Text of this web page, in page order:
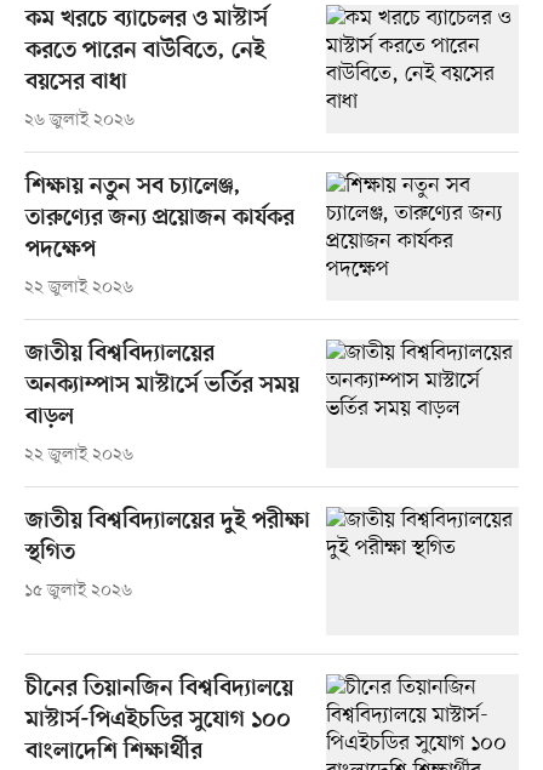
কম খরচে ব্যাচেলর ও মাস্টার্স
করতে পারেন বাউবিতে, নেই
বয়সের বাধা
২৬ জুলাই ২০২৬
শিক্ষায় নতুন সব চ্যালেঞ্জ,
তারুণ্যের জন্য প্রয়োজন কার্যকর
পদক্ষেপ
২২ জুলাই ২০২৬
জাতীয় বিশ্ববিদ্যালয়ের
অনক্যাম্পাস মাস্টার্সে ভর্তির সময়
বাড়ল
২২ জুলাই ২০২৬
জাতীয় বিশ্ববিদ্যালয়ের দুই পরীক্ষা
স্থগিত
১৫ জুলাই ২০২৬
চীনের তিয়ানজিন বিশ্ববিদ্যালয়ে
মাস্টার্স-পিএইচডির সুযোগ ১০০
বাংলাদেশি শিক্ষার্থীর